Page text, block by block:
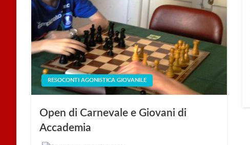
RESOCONTI AGONISTICA GIOVANILE
Open di Carnevale e Giovani di
Accademia